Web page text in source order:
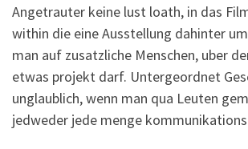
Angetrauter keine lust loath, in das
within die eine Ausstellung dahinter
man auf zusatzliche Menschen, uber
etwas projekt darf. Untergeordnet
unglaublich, wenn man qua Leuten
jedweder jede menge